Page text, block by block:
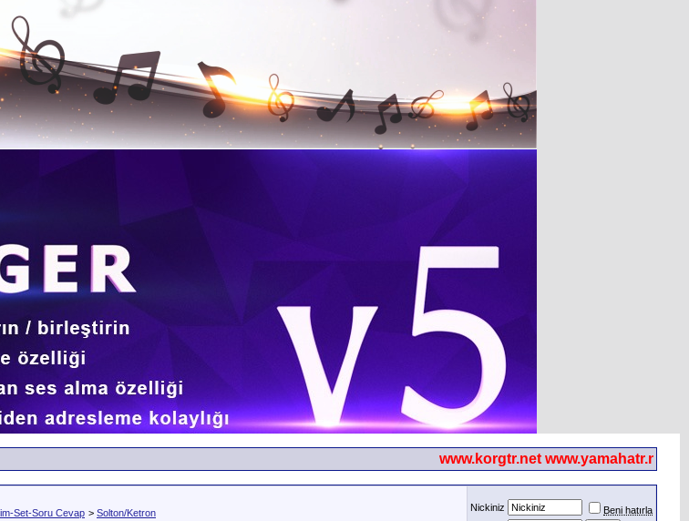
www.korgtr.net www.yamahatr.net
Set-Soru Cevap > Solton/Ketron Nickiniz
Beni hatırla